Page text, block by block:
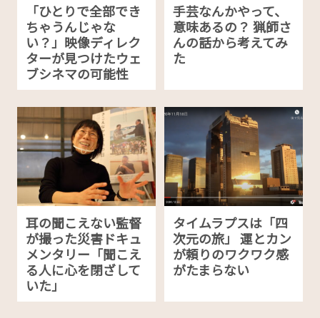
「ひとりで全部でき
ちゃうんじゃな
い？」映像ディレク
ターが見つけたウェ
ブシネマの可能性
手芸なんかやって、
意味あるの？ 猟師さ
んの話から考えてみ
た
耳の聞こえない監督
が撮った災害ドキュ
メンタリー「聞こえ
る人に心を閉ざして
いた」
タイムラプスは「四
次元の旅」 運とカン
が頼りのワクワク感
がたまらない